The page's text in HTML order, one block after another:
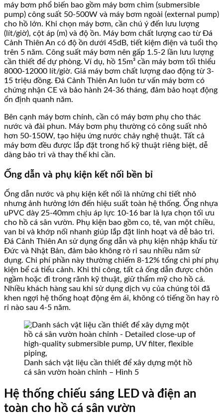
máy bơm phổ biến bao gồm máy bơm chìm (submersible
pump) công suất 50-500W và máy bơm ngoài (external pump)
cho hồ lớn. Khi chọn máy bơm, cần chú ý đến lưu lượng
(lít/giờ), cột áp (m) và độ ồn. Máy bơm chất lượng cao từ Đá
Cảnh Thiên An có độ ồn dưới 45dB, tiết kiệm điện và tuổi thọ
trên 5 năm. Công suất máy bơm nên gấp 1.5-2 lần lưu lượng
cần thiết để dự phòng. Ví dụ, hồ 15m³ cần máy bơm tối thiểu
8000-12000 lít/giờ. Giá máy bơm chất lượng dao động từ 3-
15 triệu đồng. Đá Cảnh Thiên An luôn tư vấn máy bơm có
chứng nhận CE và bảo hành 24-36 tháng, đảm bảo hoạt động
ổn định quanh năm.
Bên cạnh máy bơm chính, cần có máy bơm phụ cho thác
nước và đài phun. Máy bơm phụ thường có công suất nhỏ
hơn 50-150W, tạo hiệu ứng nước chảy nghệ thuật. Tất cả
máy bơm đều được lắp đặt trong hố kỹ thuật riêng biệt, dễ
dàng bảo trì và thay thế khi cần.
Ống dẫn và phụ kiện kết nối bền bỉ
Ống dẫn nước và phụ kiện kết nối là những chi tiết nhỏ
nhưng ảnh hưởng lớn đến hiệu suất toàn hệ thống. Ống nhựa
uPVC dày 25-40mm chịu áp lực 10-16 bar là lựa chọn tối ưu
cho hồ cá sân vườn. Phụ kiện bao gồm co, tê, van một chiều,
van bi và khớp nối nhanh giúp lắp đặt linh hoạt và dễ bảo trì.
Đá Cảnh Thiên An sử dụng ống dẫn và phụ kiện nhập khẩu từ
Đức và Nhật Bản, đảm bảo không rò rỉ sau nhiều năm sử
dụng. Chi phí phần này thường chiếm 8-12% tổng chi phí phụ
kiện bể cá tiểu cảnh. Khi thi công, tất cả ống dẫn được chôn
ngầm hoặc đi trong rãnh kỹ thuật, giữ thẩm mỹ cho hồ cá.
Nhiều khách hàng sau khi sử dụng dịch vụ của chúng tôi đã
khen ngợi hệ thống hoạt động êm ái, không có tiếng ồn hay rò
rỉ nào sau 4-5 năm.
Danh sách vật liệu cần thiết để xây dựng một hồ
cá sân vườn hoàn chỉnh – Hình 5
Hệ thống chiếu sáng LED và điện an
toàn cho hồ cá sân vườn